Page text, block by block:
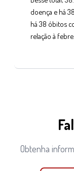
doença e há
há 38 óbitos
relação à febre…
Obtenha